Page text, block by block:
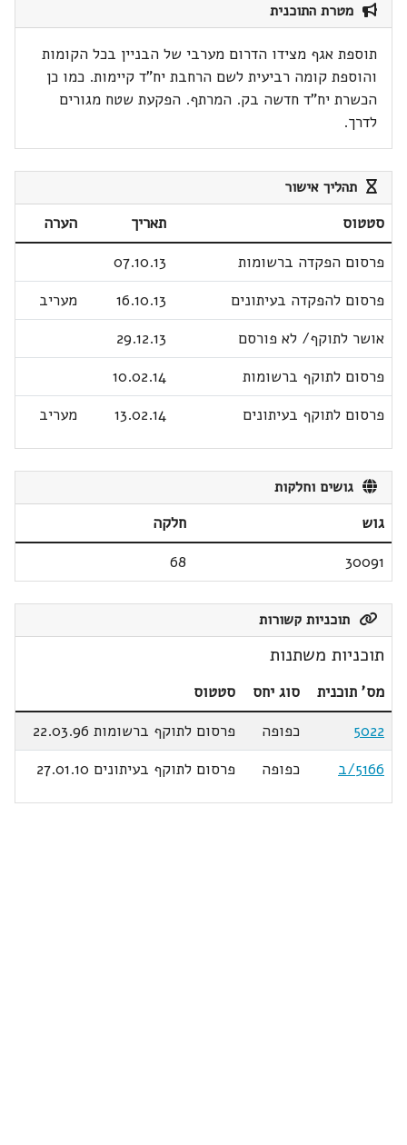
מטרת התוכנית
תוספת אגף מצידו הדרום מערבי של הבניין בכל הקומות
והוספת קומה רביעית לשם הרחבת יח"ד קיימות. כמו כן
הכשרת יח"ד חדשה בק. המרתף. הפקעת שטח מגורים
לדרך.
תהליך אישור
סטטוס תאריך
הערה
פרסום הפקדה ברשומות
07.10.13
פרסום להפקדה בעיתונים
16.10.13
מעריב
אושר לתוקף/ לא פורסם
29.12.13
פרסום לתוקף ברשומות
10.02.14
פרסום לתוקף בעיתונים
13.02.14 מעריב
גושים וחלקות
גוש
חלקה
30091
68
תוכניות קשורות
תוכניות משתנות
מס' תוכנית סוג יחס
סטטוס
5022
כפופה
פרסום לתוקף ברשומות 22.03.96
5166/ב
כפופה פרסום לתוקף בעיתונים 27.01.10